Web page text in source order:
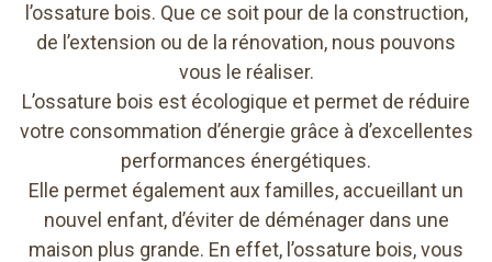
l’ossature bois. Que ce soit pour de la construction,
de l’extension ou de la rénovation, nous pouvons
vous le réaliser.
L’ossature bois est écologique et permet de réduire
votre consommation d’énergie grâce à d’excellentes
performances énergétiques.
Elle permet également aux familles, accueillant un
nouvel enfant, d’éviter de déménager dans une
maison plus grande. En effet, l’ossature bois, vous